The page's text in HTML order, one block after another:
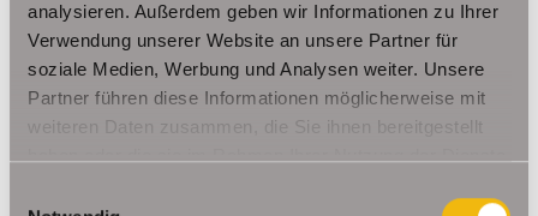
analysieren. Außerdem geben wir Informationen zu Ihrer
Verwendung unserer Website an unsere Partner für
soziale Medien, Werbung und Analysen weiter. Unsere
Partner führen diese Informationen möglicherweise mit
weiteren Daten zusammen, die Sie ihnen bereitgestellt
Herbsleben
Gemütliche Erdgeschosswohnung mit Terrasse +
Stellplatz
WOHNFLÄCHE